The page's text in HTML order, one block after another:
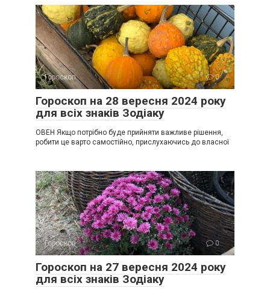
Гороскоп 0
Гороскоп на 28 вересня 2024 року
для всіх знаків Зодіаку
ОВЕН Якщо потрібно буде прийняти важливе рішення,
робити це варто самостійно, прислухаючись до власної
Гороскоп 0
Гороскоп на 27 вересня 2024 року
для всіх знаків Зодіаку